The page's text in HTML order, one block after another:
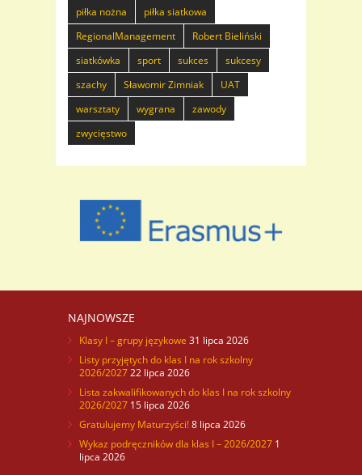
piłka nożna
piłka siatkowa
RegionalManagement
Robert Bieliński
siatkówka
sport sukces
sukcesy
szachy
Sławomir Zimniak
UAT
warsztaty
wygrana
zawody
zwycięstwo
NAJNOWSZE
Klasy I – grupy językowe 31 lipca 2026
Listy przyjętych do klas I na rok szkolny
2026/202722 lipca 2026
Lista zakwalifikowanych do klas I na rok szkolny
2026/2027 15 lipca 2026
Gratulujemy Maturzyści!8 lipca 2026
Wykaz podręczników dla klas I – 2026/2027 1
lipca 2026